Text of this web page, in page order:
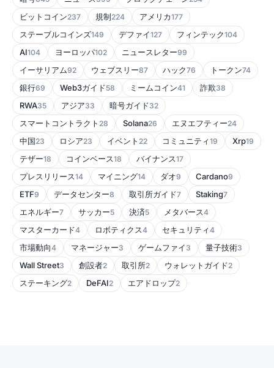
ビットコイン237 規制224 アメリカ177
ステーブルコインズ149 デファイ127 フィンテック104
AI104 ヨーロッパ102 ニュースレター99
イーサリアム92 ウェブスリー87 ハック76 トークン74
銀行69 Web3ガイド58 ミームコイン41 詐欺38
RWA35 アジア33 暗号ガイド32
スマートコントラクト 28 Solana26 エヌエフティー24
中国23 ロシア23 イベント 22 コミュニティ19 Xrp19
テザー18 コインベース18 バイナンス17
プレスリリース14 マイニング14 ダオ9 Cardano9
ETF9 データセンター8 取引所ガイド7 Staking7
エネルギー7 サッカー5 決済5 メタバース4
マスターカード4 ロボティクス4 セキュリティ4
市場動向4 マネージャー3 ゲームファイ 3 量子技術3
Wall Street3 創設者2 取引所2 ウォレットガイド2
ステーキング2 DeFAI2 エアドロップ2